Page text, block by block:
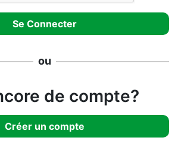
ou
de compte?
Créer un compte